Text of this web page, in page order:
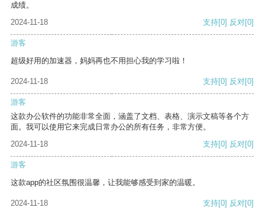
成绩。
2024-11-18
支持[0] 反对[0]
游客
超级好用的加速器，妈妈再也不用担心我的学习啦！
2024-11-18 支持[0] 反对[0]
游客
这款办公软件的功能非常全面，涵盖了文档、表格、演示文稿等各个方
面。我可以使用它来完成日常办公的所有任务，非常方便。
2024-11-18
支持[0] 反对[0]
游客
这款app的社区氛围很温馨，让我能够感受到家的温暖。
2024-11-18 支持[0] 反对[0]